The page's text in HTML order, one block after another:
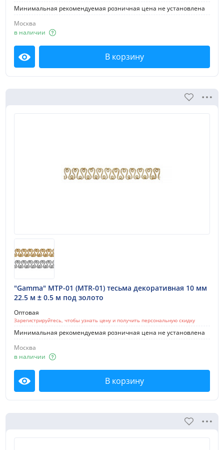
Минимальная рекомендуемая розничная цена не установлена
Москва
в наличии
Посмотреть В корзину
"Gamma" МТР-01 (MTR-01) тесьма декоративная 10 мм
22.5 м ± 0.5 м под золото
Оптовая
Зарегистрируйтесь, чтобы узнать цену и получить персональную скидку
Минимальная рекомендуемая розничная цена не установлена
Москва
в наличии
Посмотреть В корзину